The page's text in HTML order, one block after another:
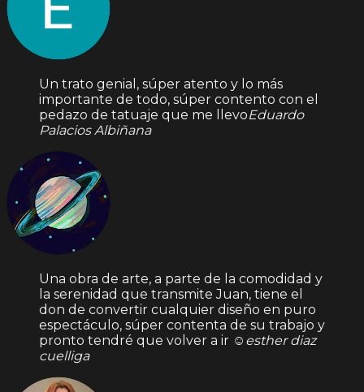
Un trato genial, súper atento y lo más
importante de todo, súper contento con el
pedazo de tatuaje que me llevoEduardo
Palacios Albiñana
Una obra de arte, a parte de la comodidad y
la serenidad que transmite Juan, tiene el
don de convertir cualquier diseño en puro
espectáculo, súper contenta de su trabajo y
pronto tendré que volver a ir ☺️ esther diaz
cuelliga